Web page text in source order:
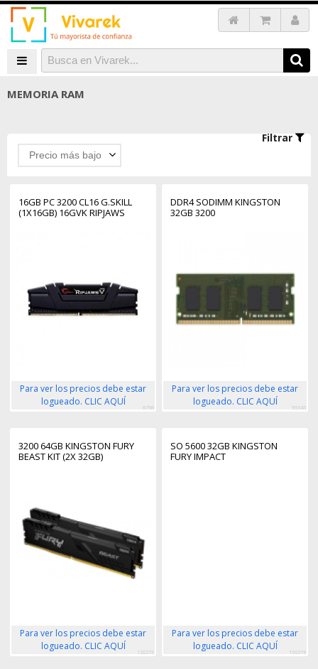
MEMORIA RAM
Filtrar
Precio más bajo
16GB PC 3200 CL16 G.SKILL
(1X16GB) 16GVK RIPJAWS
Para ver los precios debe estar
logueado. CLIC AQUÍ
8798
DDR4 SODIMM KINGSTON
32GB 3200
Para ver los precios debe estar
logueado. CLIC AQUÍ
95645
3200 64GB KINGSTON FURY
BEAST KIT (2X 32GB)
Para ver los precios debe estar
logueado. CLIC AQUÍ
120276
SO 5600 32GB KINGSTON
FURY IMPACT
Para ver los precios debe estar
logueado. CLIC AQUÍ
166319